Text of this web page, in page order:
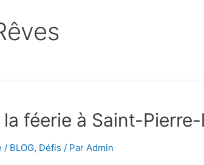
féerie à Saint-
/ BLOG, Défis / Par Admin